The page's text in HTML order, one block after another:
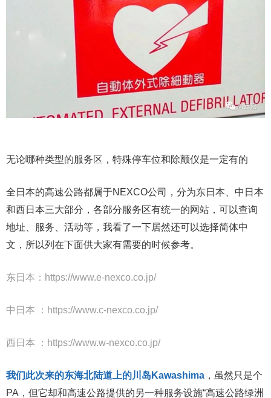
无论哪种类型的服务区，特殊停车位和除颤仪是一定有的
全日本的高速公路都属于NEXCO公司，分为东日本、中日本
和西日本三大部分，各部分服务区有统一的网站，可以查询
地址、服务、活动等，我看了一下居然还可以选择简体中
文，所以列在下面供大家有需要的时候参考。
东日本：https://www.e-nexco.co.jp/
中日本 ：https://www.c-nexco.co.jp/
西日本 ：https://www.w-nexco.co.jp/
我们此次来的东海北陆道上的川岛Kawashima ，虽然只是个
PA，但它却和高速公路提供的另一种服务设施“高速公路绿洲